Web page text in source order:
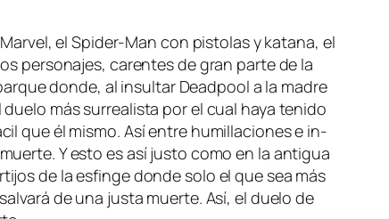
el Spider-Man con pis­to­las y ka­ta­na, el
per­so­na­jes, ca­ren­tes de gran par­te de la
don­de, al in­sul­tar Deadpool a la ma­dre
más su­rrea­lis­ta por el cual ha­ya te­ni­do
que él mis­mo. Así en­tre hu­mi­lla­cio­nes e in­
Y es­to es así jus­to co­mo en la an­ti­gua
de la es­fin­ge don­de so­lo el que sea más
de una jus­ta muer­te. Así, el due­lo de